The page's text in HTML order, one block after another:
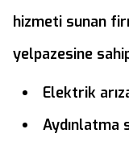
hizmeti sunan
yelpazesine
Elektrik
Aydınlatma